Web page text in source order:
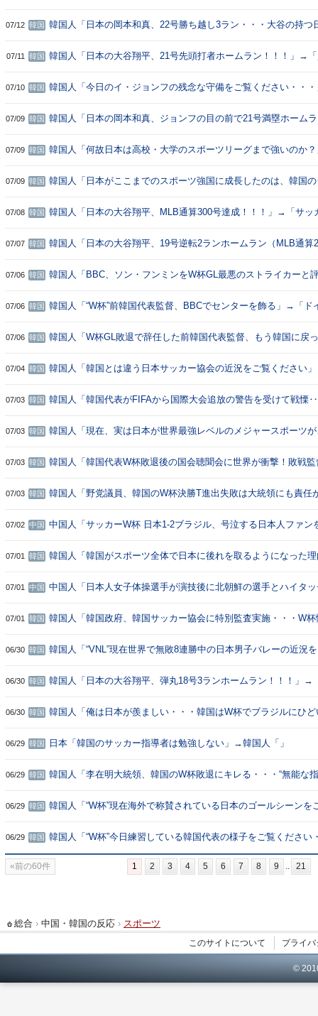
の差がますます大きくなるよ・・・」
07/12 韓国
韓国人「日本の岡本和真、22号勝ち越し3ラン・・・大谷の持つ
ﾌﾞﾙ）」「やはり巨人の誇りだ」
07/11 韓国
韓国人「日本の大谷翔平、21号先頭打者ホームラン！！！」→
「走りたくなければホームランが正解だｗｗｗ」
07/10 韓国
韓国人「今日のイ・ジョンフの残念な守備をご覧ください・・
07/09 韓国
韓国人「日本の岡本和真、ジョンフの目の前で21号満塁ホームラ
07/09 韓国
韓国人「何故日本は高校・大学のスポーツリーグまで強いのか
07/09 韓国
韓国人「日本がここまでのスポーツ強国に成長したのは、韓国
07/08 韓国
韓国人「日本の大谷翔平、MLB通算300号達成！！！」→「サッ
せ者だ」
07/07 韓国
韓国人「日本の大谷翔平、19号逆転2ランホームラン（MLB通算
07/06 韓国
韓国人「BBC、ソン・フンミンをW杯GL最悪のストライカーと
07/06 韓国
韓国人「“W杯”前韓国代表監督、BBCでセンターを飾る」→「ド
07/06 韓国
韓国人「W杯GL敗退で辞任した前韓国代表監督、もう韓国に戻
て」「責任とは？」「こんな時は守備力が良いよ」
07/04 韓国
韓国人「韓国とは違う日本サッカー協会の近況をご覧ください
07/03 韓国
韓国人「韓国代表がFIFAから国際大会追放の警告を受けて戦慄
07/03 韓国
韓国人「現在、実は日本が世界最強レベルのメジャースポーツ
07/03 韓国
韓国人「韓国代表W杯敗退後の国会聴聞会に世界が衝撃！敗戦
07/03 韓国
韓国人「野党議員、韓国のW杯決勝T進出失敗は大統領にも責任
ラついているのにマジでふざけたこと言うな」
07/02 中国
中国人「サッカーW杯 日本1-2ブラジル、号泣する日本人ファン
07/01 韓国
韓国人「韓国がスポーツ全体で日本に後れを取るようになった
07/01 中国
中国人「日本人女子体操選手が演技後に北朝鮮の選手とハイタ
07/01 韓国
韓国人「韓国政府、韓国サッカー協会に特別監査実施・・・W
はなく腐敗しているところが大半だ」「アーチェリー以外はす
06/30 韓国
韓国人「“VNL”現在世界で無敗8連勝中の日本男子バレーの近況
本当に差が開いているんだな」「やはり生活スポーツの国」
06/30 韓国
韓国人「日本の大谷翔平、弾丸18号3ランホームラン！！！」→
パースターはみんな野球をしているところだｗｗｗ」
06/30 韓国
韓国人「俺は日本が羨ましい・・・韓国はW杯でブラジルにひ
のハトダンスは本当に屈辱的だｗｗｗ」
06/29 韓国 日本「韓国のサッカー指導者は勉強しない」→韓国人「」
06/29 韓国
韓国人「李在明大統領、韓国のW杯敗退にキレる・・・“無能な
で・・・」「一国の大統領が一人のサッカー監督をこうやって
06/29 韓国
韓国人「“W杯”現在海外で称賛されている日本のゴールシーンを
ごすぎるわｗｗｗ」
06/29 韓国
韓国人「“W杯”今日練習している韓国代表の様子をご覧ください
→「初日はめっちゃ笑ってたのにｗ」「本当に地獄の時間のよ
前の60件 1 2 3 4 5 6 7 8 9 21
総合 › 中国・韓国の反応 › スポーツ
このサイトについて プライ
©